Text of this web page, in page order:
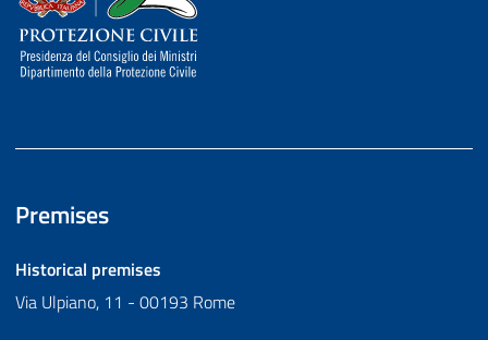
Premises
Historical premises
Via Ulpiano, 11 - 00193 Rome